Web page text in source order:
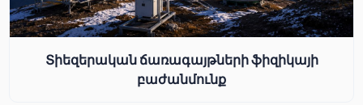
Տիեզերական ճառագայթների ֆիզիկայի
բաժանմունք